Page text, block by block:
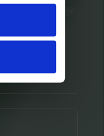
promocije
novosti